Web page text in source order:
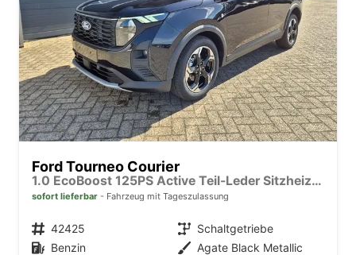
Ford Tourneo Courier
1.0 EcoBoost 125PS Active Teil-Leder Sitzheizung Lenkradheizung Klimaautomatik PDC v+h Rückf.-Kamera ACC TWA Frontscheibe beheizb. Ford-Navi SYNC4 Apple CarPlay + Android Auto
sofort lieferbar Fahrzeug mit Tageszulassung
Fahrzeugnr. 42425 Getriebe Schaltgetriebe
Kraftstoff Benzin Außenfarbe Agate Black Metallic